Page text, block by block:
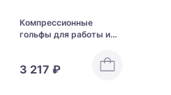
Компрессионные
гольфы для работы и
MediQtto While Doing
Maintenance
3 217 ₽